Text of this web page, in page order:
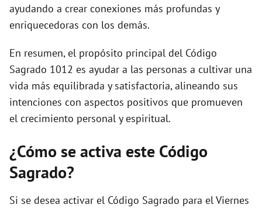
ayudando a crear conexiones más profundas y
enriquecedoras con los demás.
En resumen, el propósito principal del Código
Sagrado 1012 es ayudar a las personas a cultivar una
vida más equilibrada y satisfactoria, alineando sus
intenciones con aspectos positivos que promueven
el crecimiento personal y espiritual.
¿Cómo se activa este Código
Sagrado?
Si se desea activar el Código Sagrado para el Viernes